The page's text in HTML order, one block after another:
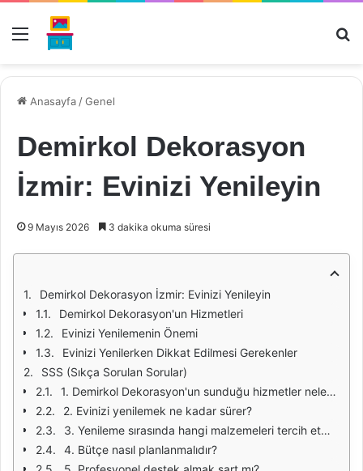
Menü
Anasayfa /Genel
Demirkol Dekorasyon
İzmir: Evinizi Yenileyin
9 Mayıs 2026 3 dakika okuma süresi
Demirkol Dekorasyon İzmir: Evinizi Yenileyin
Demirkol Dekorasyon'un Hizmetleri
Evinizi Yenilemenin Önemi
Evinizi Yenilerken Dikkat Edilmesi Gerekenler
SSS (Sıkça Sorulan Sorular)
1. Demirkol Dekorasyon'un sunduğu hizmetler nelerdir?
2. Evinizi yenilemek ne kadar sürer?
3. Yenileme sırasında hangi malzemeleri tercih etmeliyim?
4. Bütçe nasıl planlanmalıdır?